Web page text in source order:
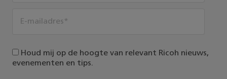
Houd mij op de hoogte van relevant Ricoh nieuws,
evenementen en tips.